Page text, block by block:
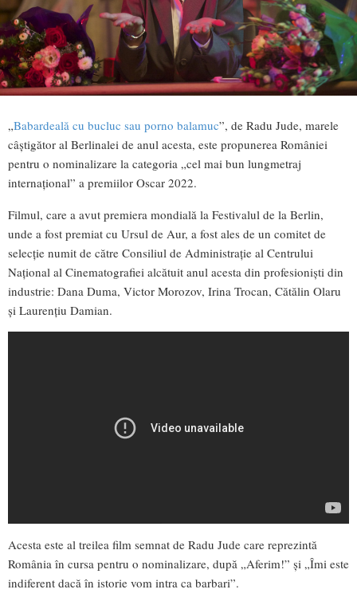
„Babardeală cu bucluc sau porno balamuc”, de Radu Jude, marele
câştigător al Berlinalei de anul acesta, este propunerea României
pentru o nominalizare la categoria „cel mai bun lungmetraj
internațional” a premiilor Oscar 2022.
Filmul, care a avut premiera mondială la Festivalul de la Berlin,
unde a fost premiat cu Ursul de Aur, a fost ales de un comitet de
selecție numit de către Consiliul de Administrație al Centrului
Național al Cinematografiei alcătuit anul acesta din profesioniști din
industrie: Dana Duma, Victor Morozov, Irina Trocan, Cătălin Olaru
și Laurențiu Damian.
Acesta este al treilea film semnat de Radu Jude care reprezintă
România în cursa pentru o nominalizare, după „Aferim!” și „Îmi este
indiferent dacă în istorie vom intra ca barbari”.